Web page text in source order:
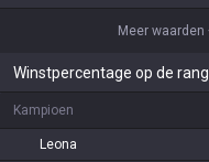
Meer waarden
Winstpercentage op de
Kampioen
Leona